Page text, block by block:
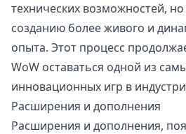
технических возможностей,
созданию более живого и
опыта. Этот процесс
WoW оставаться одной из
инновационных игр в
Расширения и дополнения
Расширения и дополнения,